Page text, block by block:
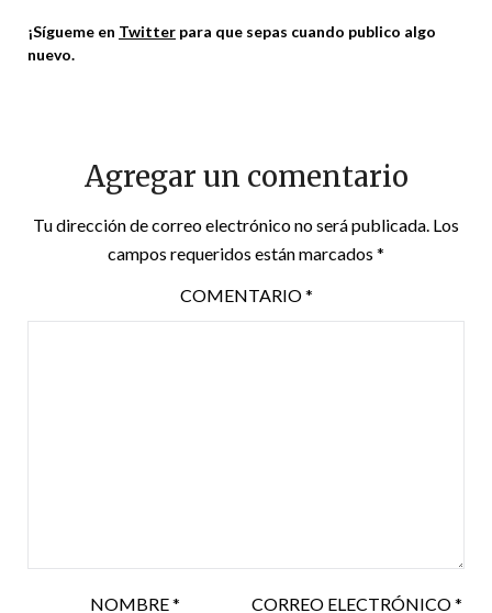
¡Sígueme en Twitter para que sepas cuando publico algo
nuevo.
Agregar un comentario
Tu dirección de correo electrónico no será publicada. Los
campos requeridos están marcados *
COMENTARIO*
NOMBRE* CORREO ELECTRÓNICO*